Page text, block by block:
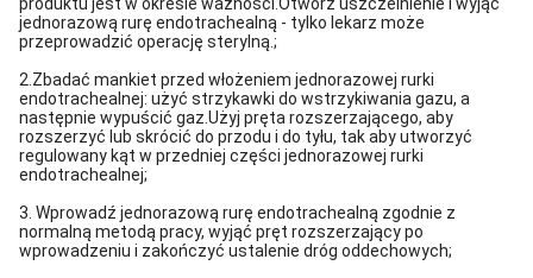
jednorazową rurę endotrachealną - tylko lekarz może
przeprowadzić operację sterylną.;
2.Zbadać mankiet przed włożeniem jednorazowej rurki
endotrachealnej: użyć strzykawki do wstrzykiwania gazu, a
następnie wypuścić gaz.Użyj pręta rozszerzającego, aby
rozszerzyć lub skrócić do przodu i do tyłu, tak aby utworzyć
regulowany kąt w przedniej części jednorazowej rurki
endotrachealnej;
3. Wprowadź jednorazową rurę endotrachealną zgodnie z
normalną metodą pracy, wyjąć pręt rozszerzający po
wprowadzeniu i zakończyć ustalenie dróg oddechowych;